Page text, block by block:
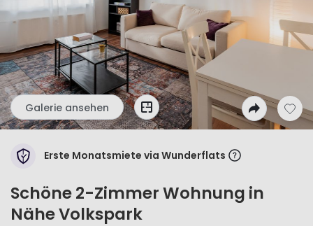
Galerie ansehen
Erste Monatsmiete via Wunderflats
Schöne 2-Zimmer Wohnung in
Nähe Volkspark